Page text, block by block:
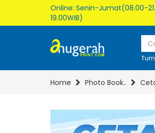
Online: Senin-Jumat(08.00-
19.00WIB)
Home Photo Book..